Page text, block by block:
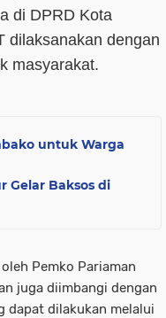
di DPRD Kota
dilaksanakan dengan
masyarakat.
untuk Warga
Gelar Baksos di
Pemko Pariaman
juga diimbangi dengan
dapat dilakukan melalui